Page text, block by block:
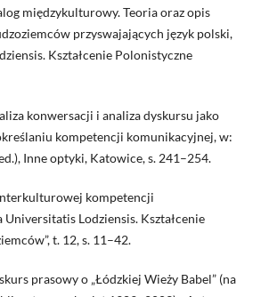
międzykulturowy. Teoria oraz opis
przyswajających język polski,
Kształcenie Polonistyczne
konwersacji i analiza dyskursu jako
kompetencji komunikacyjnej, w:
Inne optyki, Katowice, s. 241–254.
kompetencji
Lodziensis. Kształcenie
t. 12, s. 11–42.
prasowy o „Łódzkiej Wieży Babel” (na